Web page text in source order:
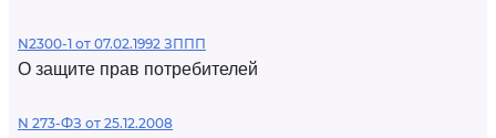
N2300-1 от 07.02.1992 ЗППП
О защите прав потребителей
N 273-ФЗ от 25.12.2008